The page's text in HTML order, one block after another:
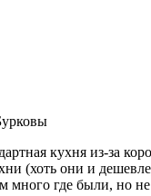
кухня из-за
(хоть они и
много где были, но